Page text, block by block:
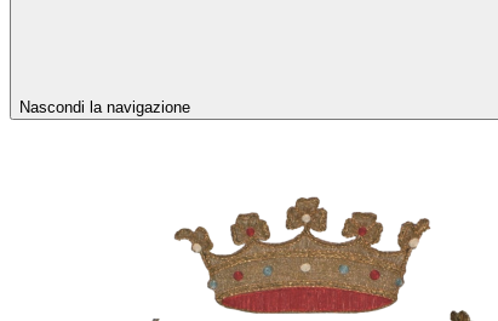
Nascondi la navigazione